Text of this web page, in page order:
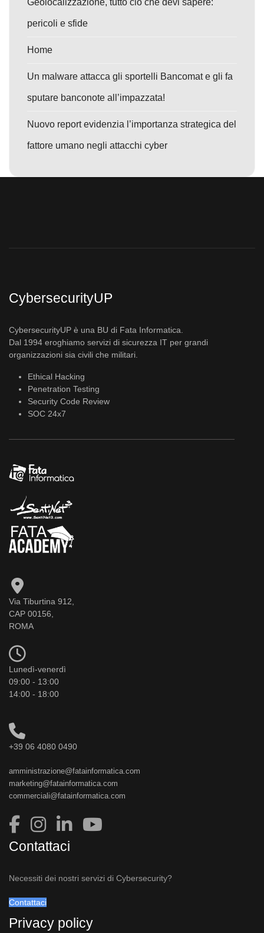
pericoli e sfide
Home
Un malware attacca gli sportelli Bancomat e gli fa
sputare banconote all’impazzata!
Nuovo report evidenzia l’importanza strategica del
fattore umano negli attacchi cyber
CybersecurityUP
CybersecurityUP è una BU di Fata Informatica.
Dal 1994 eroghiamo servizi di sicurezza IT per grandi
organizzazioni sia civili che militari.
Ethical Hacking
Penetration Testing
Security Code Review
SOC 24x7
Via Tiburtina 912,
CAP 00156,
ROMA
Lunedì-venerdì
09:00 - 13:00
14:00 - 18:00
+39 06 4080 0490
amministrazione@fatainformatica.com
marketing@fatainformatica.com
commerciali@fatainformatica.com
Contattaci
Necessiti dei nostri servizi di Cybersecurity?
Contattaci
Privacy policy